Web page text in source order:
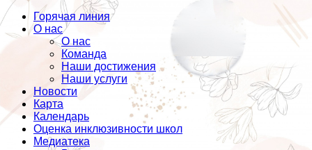
Горячая линия
О нас
О нас
Команда
Наши достижения
Наши услуги
Новости
Карта
Календарь
Оценка инклюзивности школ
Медиатека